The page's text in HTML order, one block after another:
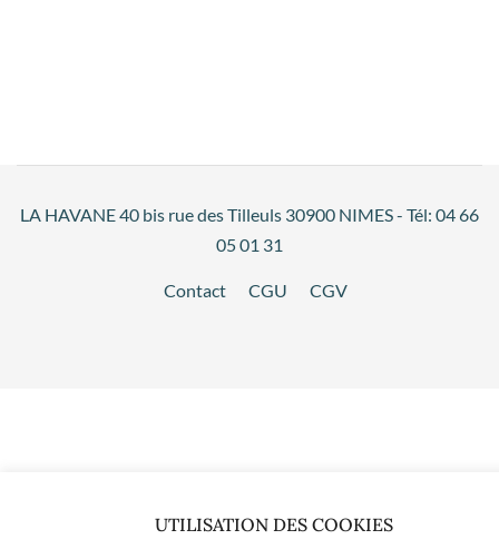
LA HAVANE 40 bis rue des Tilleuls 30900 NIMES - Tél: 04 66
05 01 31
Contact CGU CGV
UTILISATION DES COOKIES